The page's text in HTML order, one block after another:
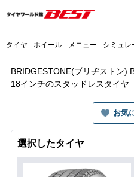
タイヤ ホイール メニュー シミュレ
BRIDGESTONE(ブリヂストン)
18インチのスタッドレスタイヤ
お気
選択したタイヤ